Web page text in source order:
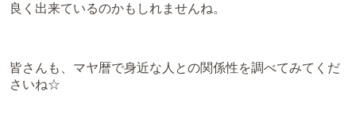
良く出来ているのかもしれませんね。
皆さんも、マヤ暦で身近な人との関係性を調べてみてくだ
さいね☆